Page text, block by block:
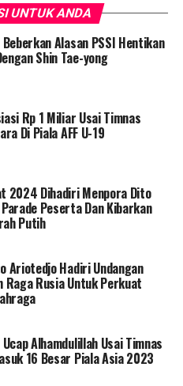
UNTUK ANDA
Alasan PSSI Hentikan
Shin Tae-yong
Rp 1 Miliar Usai Timnas
Di Piala AFF U-19
2024 Dihadiri Menpora Dito
Peserta Dan Kibarkan
Putih
Ariotedjo Hadiri Undangan
Raga Rusia Untuk Perkuat
Alhamdulillah Usai Timnas
16 Besar Piala Asia 2023